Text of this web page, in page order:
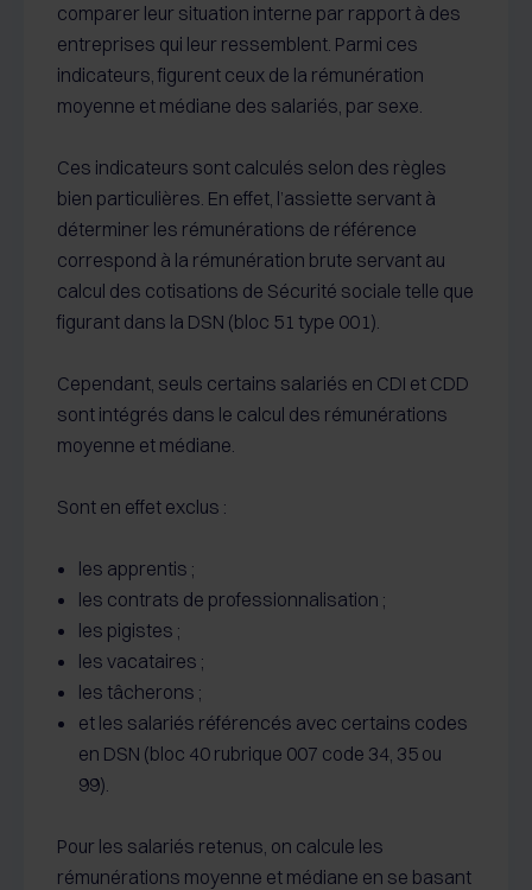
comparer leur situation interne par rapport à des
entreprises qui leur ressemblent. Parmi ces
indicateurs, figurent ceux de la rémunération
moyenne et médiane des salariés, par sexe.
Ces indicateurs sont calculés selon des règles
bien particulières. En effet, l’assiette servant à
déterminer les rémunérations de référence
correspond à la rémunération brute servant au
calcul des cotisations de Sécurité sociale telle que
figurant dans la DSN (bloc 51 type 001).
Cependant, seuls certains salariés en CDI et CDD
sont intégrés dans le calcul des rémunérations
moyenne et médiane.
Sont en effet exclus :
les apprentis ;
les contrats de professionnalisation ;
les pigistes ;
les vacataires ;
les tâcherons ;
et les salariés référencés avec certains codes
en DSN (bloc 40 rubrique 007 code 34, 35 ou
99).
Pour les salariés retenus, on calcule les
rémunérations moyenne et médiane en se basant